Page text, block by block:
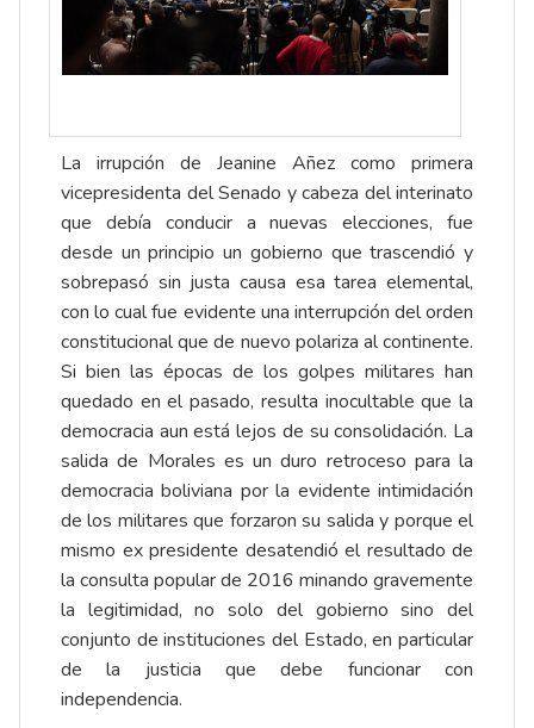
La irrupción de Jeanine Añez como primera
vicepresidenta del Senado y cabeza del interinato
que debía conducir a nuevas elecciones, fue
desde un principio un gobierno que trascendió y
sobrepasó sin justa causa esa tarea elemental,
con lo cual fue evidente una interrupción del orden
constitucional que de nuevo polariza al continente.
Si bien las épocas de los golpes militares han
quedado en el pasado, resulta inocultable que la
democracia aun está lejos de su consolidación. La
salida de Morales es un duro retroceso para la
democracia boliviana por la evidente intimidación
de los militares que forzaron su salida y porque el
mismo ex presidente desatendió el resultado de
la consulta popular de 2016 minando gravemente
la legitimidad, no solo del gobierno sino del
conjunto de instituciones del Estado, en particular
de la justicia que debe funcionar con
independencia.